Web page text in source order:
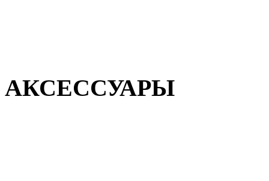
АКСЕССУАРЫ